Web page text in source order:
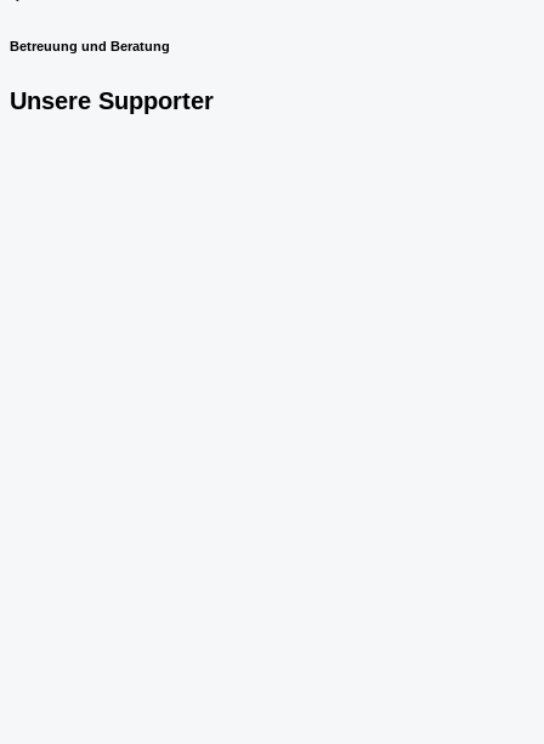
Betreuung und Beratung
Unsere Supporter